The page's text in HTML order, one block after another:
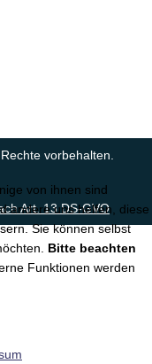
vorbehalten.
Art. 13 DS-GVO
von ihnen sind
andere uns helfen, diese
Sie können selbst
Bitte beachten
Funktionen werden